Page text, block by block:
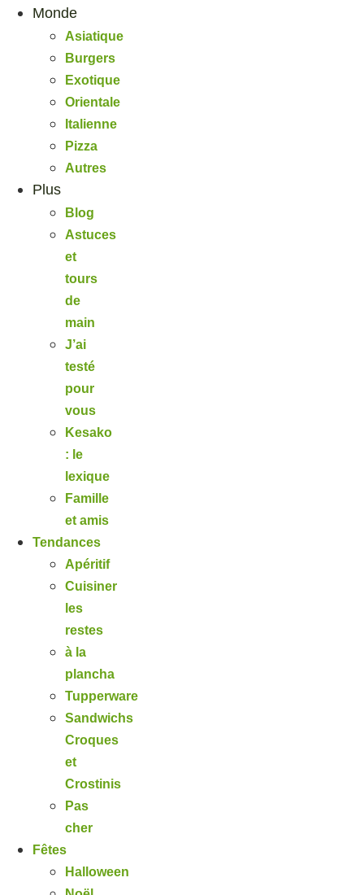
Monde
Asiatique
Burgers
Exotique
Orientale
Italienne
Pizza
Autres
Plus
Blog
Astuces
et
tours
de
main
J’ai
testé
pour
vous
Kesako
: le
lexique
Famille
et amis
Tendances
Apéritif
Cuisiner
les
restes
à la
plancha
Tupperware
Sandwichs
Croques
et
Crostinis
Pas
cher
Fêtes
Halloween